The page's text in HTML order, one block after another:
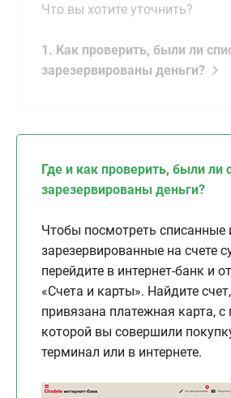
Что вы хотите уточнить?
1. Как проверить, были ли
зарезервированы деньги?
Где и как проверить, были ли
зарезервированы деньги?
Чтобы посмотреть списанные
зарезервированные на счете
перейдите в интернет-банк и
«Счета и карты». Найдите
привязана платежная карта,
которой вы совершили
терминал или в интернете.